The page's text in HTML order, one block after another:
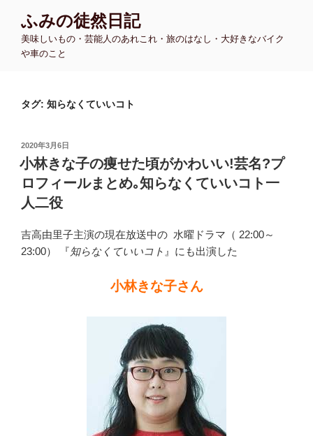
ふみの徒然日記
美味しいもの・芸能人のあれこれ・旅のはなし・大好きなバイク
や車のこと
タグ: 知らなくていいコト
投
稿
日:
2020年3月6日
小林きな子の痩せた頃がかわいい!芸名?プ
ロフィールまとめ｡知らなくていいコト一
人二役
吉高由里子主演の現在放送中の 水曜ドラマ（ 22:00～
23:00） 『知らなくていいコト 』にも出演した
小林きな子さん